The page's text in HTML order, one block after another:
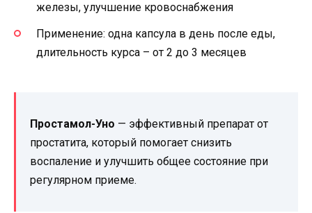
железы, улучшение кровоснабжения
Применение: одна капсула в день после еды,
длительность курса – от 2 до 3 месяцев
Простамол-Уно — эффективный препарат от
простатита, который помогает снизить
воспаление и улучшить общее состояние при
регулярном приеме.